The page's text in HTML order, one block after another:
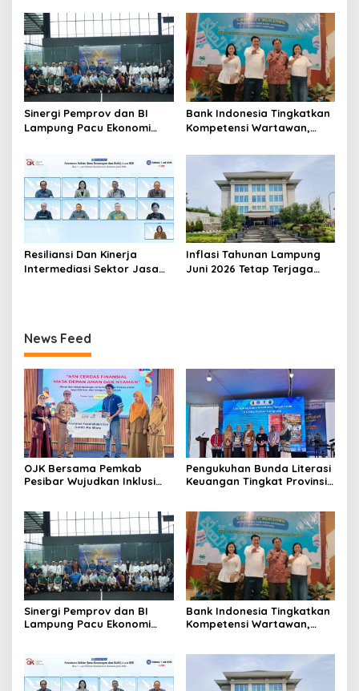
Dan Tenaga Pendidik Terima
Polis Asuransi Jiwa
Provinsi Lampung, Perkuat
Gerakan Edukasi Keuangan
Bagi Masyarakat
Sinergi Pemprov dan BI
Lampung Pacu Ekonomi
Sport 2026
Bank Indonesia Tingkatkan
Kompetensi Wartawan,
Sebagai Narasumber
Resiliansi Dan Kinerja
Intermediasi Sektor Jasa
Inflasi Tahunan Lampung
Juni 2026 Tetap Terjaga
News Feed
OJK Bersama Pemkab
Pesibar Wujudkan Inklusi
Polis Asuransi Jiwa
Pengukuhan Bunda Literasi
Keuangan Tingkat Provinsi,
Gerakan Edukasi Keuangan
Bagi Masyarakat
Sinergi Pemprov dan BI
Lampung Pacu Ekonomi
Bank Indonesia Tingkatkan
Kompetensi Wartawan,